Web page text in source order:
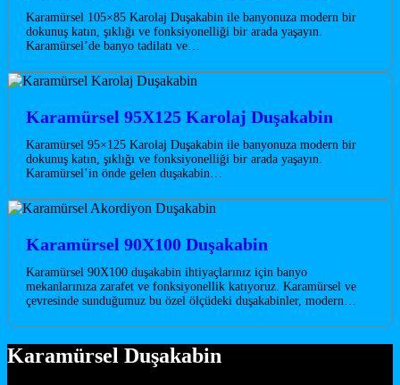
Karamürsel 105×85 Karolaj Duşakabin ile banyonuza modern bir
dokunuş katın, şıklığı ve fonksiyonelliği bir arada yaşayın.
Karamürsel’de banyo tadilatı ve…
Karamürsel 95X125 Karolaj Duşakabin
Karamürsel 95×125 Karolaj Duşakabin ile banyonuza modern bir
dokunuş katın, şıklığı ve fonksiyonelliği bir arada yaşayın.
Karamürsel’in önde gelen duşakabin…
Karamürsel 90X100 Duşakabin
Karamürsel 90X100 duşakabin ihtiyaçlarınız için banyo
mekanlarınıza zarafet ve fonksiyonellik katıyoruz. Karamürsel ve
çevresinde sunduğumuz bu özel ölçüdeki duşakabinler, modern…
Karamürsel Duşakabin